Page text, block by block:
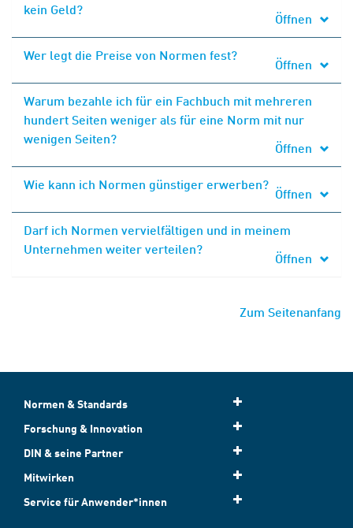
kein Geld?
Öffnen
Wer legt die Preise von Normen fest?
Öffnen
Warum bezahle ich für ein Fachbuch mit mehreren
hundert Seiten weniger als für eine Norm mit nur
wenigen Seiten?
Öffnen
Wie kann ich Normen günstiger erwerben?
Öffnen
Darf ich Normen vervielfältigen und in meinem
Unternehmen weiter verteilen?
Öffnen
Zum Seitenanfang
Normen & Standards
Forschung & Innovation
DIN & seine Partner
Mitwirken
Service für Anwender*innen